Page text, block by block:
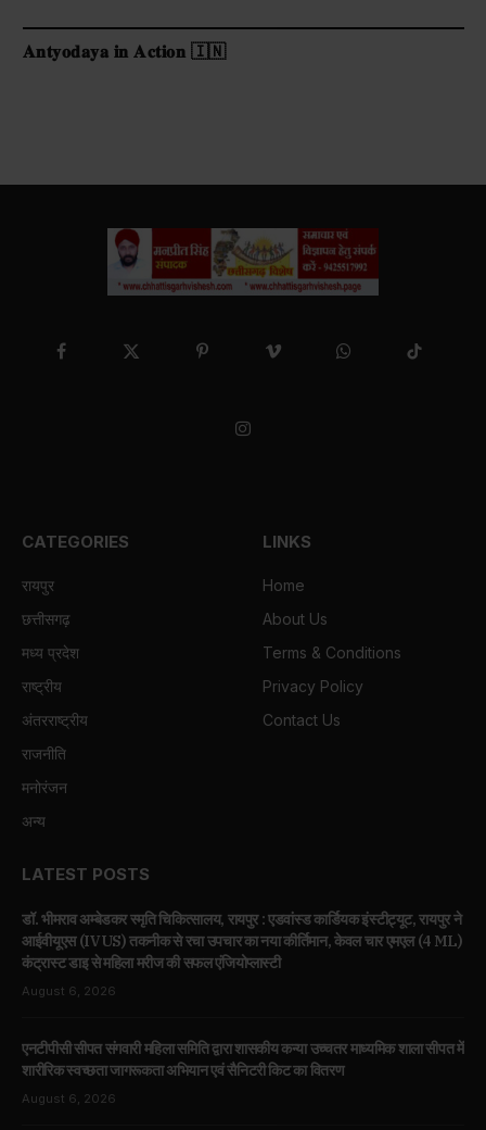
𝐀𝐧𝐭𝐲𝐨𝐝𝐚𝐲𝐚 𝐢𝐧 𝐀𝐜𝐭𝐢𝐨𝐧 🇮🇳
FacebookX
Pinterest Vimeo WhatsAppTikTok
Instagram
CATEGORIES
रायपुर
छत्तीसगढ़
मध्य प्रदेश
राष्ट्रीय
अंतरराष्ट्रीय
राजनीति
मनोरंजन
अन्य
LINKS
Home
About Us
Terms & Conditions
Privacy Policy
Contact Us
LATEST POSTS
डॉ. भीमराव अम्बेडकर स्मृति चिकित्सालय, रायपुर : एडवांस्ड कार्डियक इंस्टीट्यूट, रायपुर ने
आईवीयूएस (IVUS) तकनीक से रचा उपचार का नया कीर्तिमान, केवल चार एमएल (4 ML)
कंट्रास्ट डाइ से महिला मरीज की सफल एंजियोप्लास्टी
August 6, 2026
एनटीपीसी सीपत संगवारी महिला समिति द्वारा शासकीय कन्या उच्चतर माध्यमिक शाला सीपत में
शारीरिक स्वच्छता जागरूकता अभियान एवं सैनिटरी किट का वितरण
August 6, 2026